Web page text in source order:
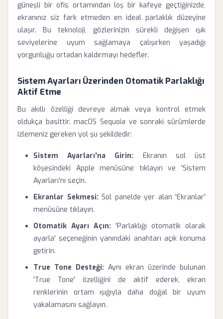
güneşli bir ofis ortamından loş bir kafeye geçtiğinizde,
ekranınız siz fark etmeden en ideal parlaklık düzeyine
ulaşır. Bu teknoloji, gözlerinizin sürekli değişen ışık
seviyelerine uyum sağlamaya çalışırken yaşadığı
yorgunluğu ortadan kaldırmayı hedefler.
Sistem Ayarları Üzerinden Otomatik Parlaklığı
Aktif Etme
Bu akıllı özelliği devreye almak veya kontrol etmek
oldukça basittir. macOS Sequoia ve sonraki sürümlerde
izlemeniz gereken yol şu şekildedir:
Sistem Ayarları'na Girin: Ekranın sol üst
köşesindeki Apple menüsüne tıklayın ve 'Sistem
Ayarları'nı seçin.
Ekranlar Sekmesi: Sol panelde yer alan 'Ekranlar'
menüsüne tıklayın.
Otomatik Ayarı Açın: 'Parlaklığı otomatik olarak
ayarla' seçeneğinin yanındaki anahtarı açık konuma
getirin.
True Tone Desteği: Aynı ekran üzerinde bulunan
'True Tone' özelliğini de aktif ederek, ekran
renklerinin ortam ışığıyla daha doğal bir uyum
yakalamasını sağlayın.